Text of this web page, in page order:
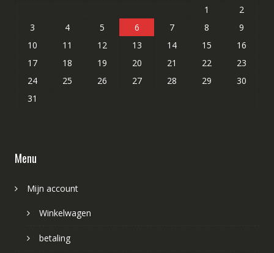
1
2
3
4 5 6 7 8
9
10
11 12 13 14 15
16
17
18 19 20 21 22
23
24
25 26 27 28 29
30
31
Menu
Mijn account
Winkelwagen
betaling